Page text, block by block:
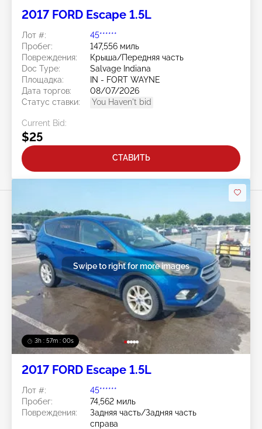
2017 FORD Escape 1.5L
Лот #:
45******
Пробег:
147,556 миль
Повреждения:
Крыша/Передняя часть
Doc Type:
Salvage Indiana
Площадка:
IN - FORT WAYNE
Дата торгов:
08/07/2026
Статус ставки:
You Haven't bid
Current Bid:
$25
СТАВИТЬ
3h : 56m : 57s
Swipe to right for more images
2017 FORD Escape 1.5L
Лот #:
45******
Пробег:
74,562 миль
Повреждения:
Задняя часть/Задняя часть
справа